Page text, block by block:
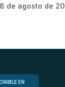
8 de agosto de
EN